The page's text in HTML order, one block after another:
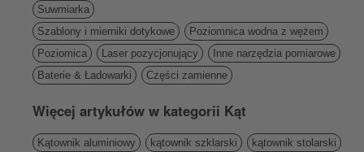
Suwmiarka
Szablony i mierniki dotykowe
Poziomnica wodna z wężem
Poziomica
Laser pozycjonujący
Inne narzędzia pomiarowe
Baterie & Ładowarki
Części zamienne
Więcej artykułów w kategorii Kąt
Kątownik aluminiowy kątownik szklarski
kątownik stolarski